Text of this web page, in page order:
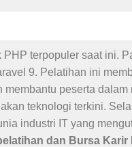
terpopuler saat ini.
9. Pelatihan ini
peserta dalam
teknologi terkini.
industri IT yang
dan Bursa Karir